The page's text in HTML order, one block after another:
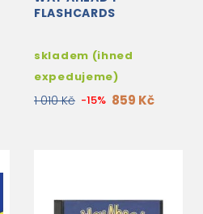
FLASHCARDS
skladem (ihned
expedujeme)
1 010 Kč -15% 859 Kč